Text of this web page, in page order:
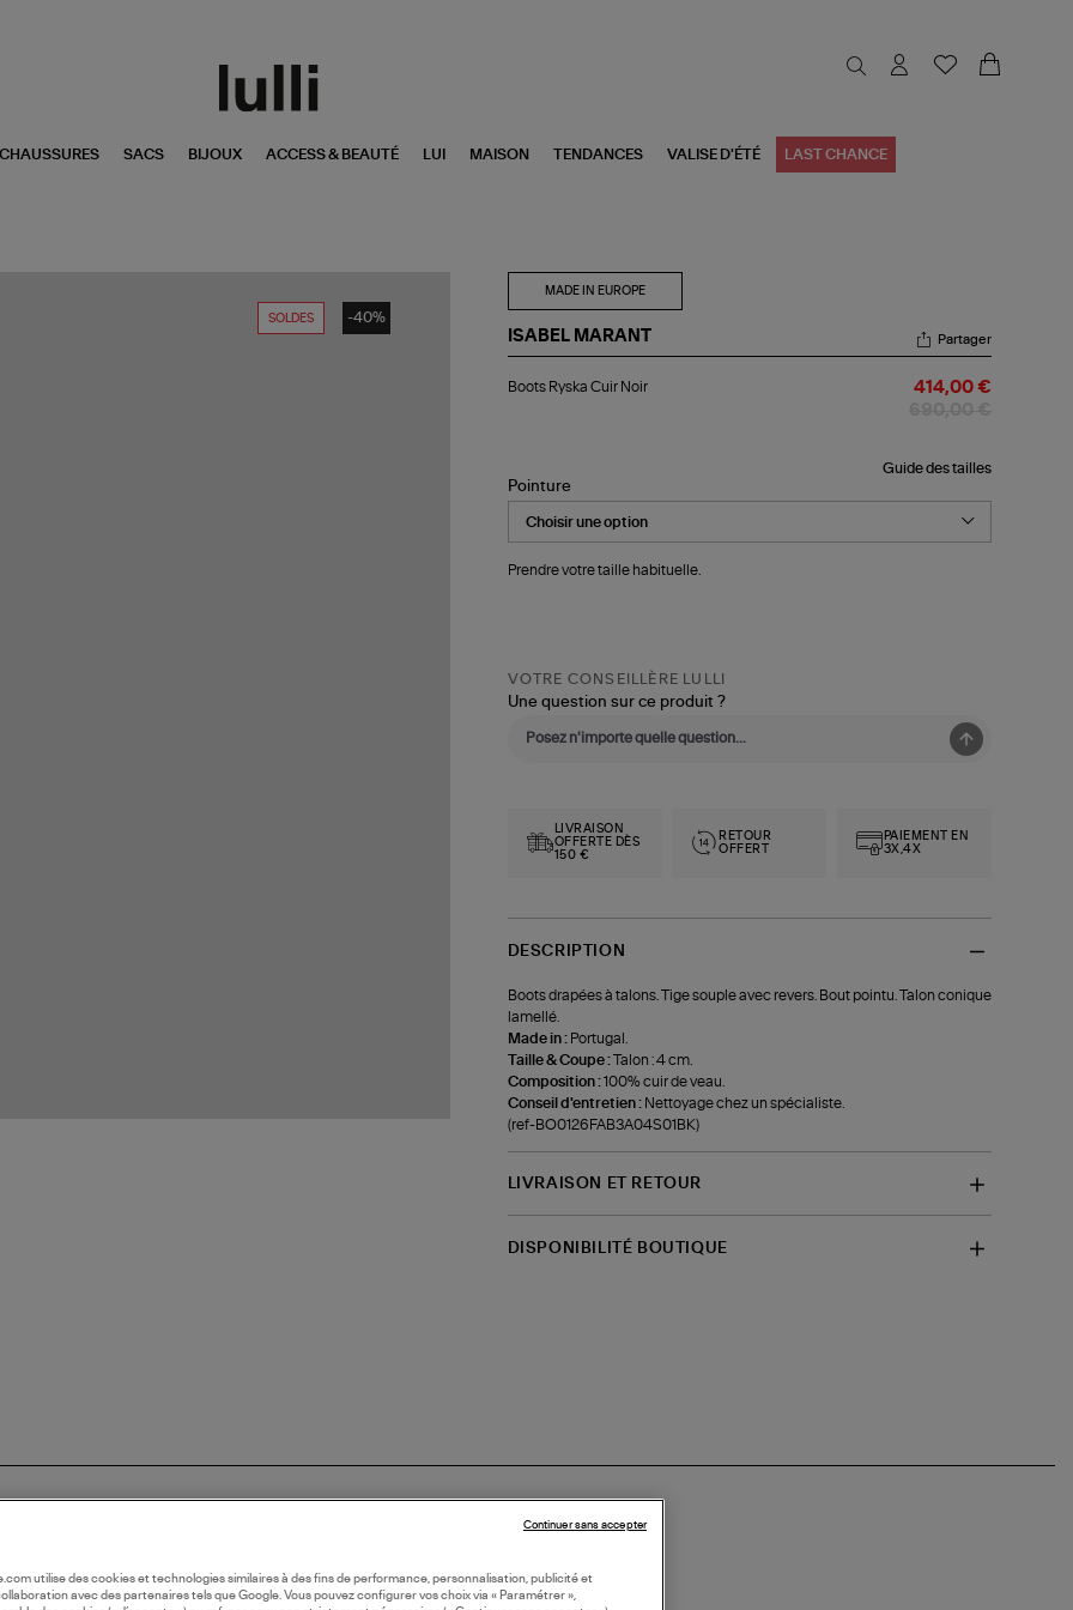
CHAUSSURES SACS BIJOUX ACCESS & BEAUTÉ LUI MAISON TENDANCES VALISE D'ÉTÉ LAST CHANCE
SOLDES -40%
MADE IN EUROPE
ISABEL MARANT
Ryska
Partager
Boots Ryska Cuir Noir 414,00 €
Guide des tailles
Pointure
Prendre votre taille habituelle.
VOTRE CONSEILLÈRE LULLI
Une question sur ce produit ?
LIVRAISON
OFFERTE DÈS
150 €
RETOUR
OFFERT
PAIEMENT EN
3X,4X
DESCRIPTION
Boots drapées à talons. Tige souple avec revers. Bout pointu. Talon conique
lamellé.
Made in : Portugal.
Taille & Coupe :Talon : 4 cm.
Composition :100% cuir de veau.
Conseil d'entretien : Nettoyage chez un spécialiste.
(ref-BO0126FAB3A04S01BK)
LIVRAISON ET RETOUR
DISPONIBILITÉ BOUTIQUE
utilise des cookies et technologies similaires à des fins de performance, personnalisation, publicité et
avec des partenaires tels que Google. Vous pouvez configurer vos choix via « Paramétrer »,
Continuer sans accepter